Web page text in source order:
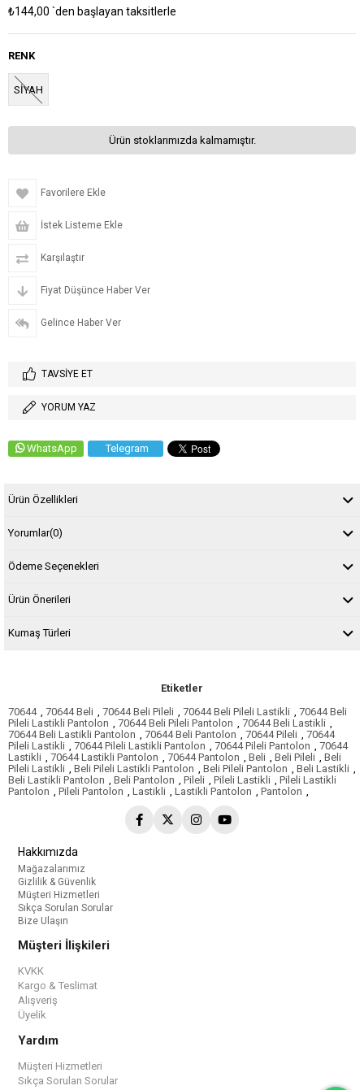
₺144,00 `den başlayan taksitlerle
RENK
SİYAH
Ürün stoklarımızda kalmamıştır.
Favorilere Ekle
İstek Listeme Ekle
Karşılaştır
Fiyat Düşünce Haber Ver
Gelince Haber Ver
TAVSIYE ET
YORUM YAZ
WhatsApp Telegram
Ürün Özellikleri
Yorumlar(0)
Ödeme Seçenekleri
Ürün Önerileri
Kumaş Türleri
Etiketler
70644
70644 Beli 70644 Beli Pileli 70644 Beli Pileli Lastikli
70644 Beli
Pileli Lastikli Pantolon
70644 Beli Pileli Pantolon 70644 Beli Lastikli
70644 Beli Lastikli Pantolon
70644 Beli Pantolon 70644 Pileli
70644
Pileli Lastikli
70644 Pileli Lastikli Pantolon 70644 Pileli Pantolon
70644
Lastikli
70644 Lastikli Pantolon 70644 Pantolon Beli Beli Pileli
Beli
Pileli Lastikli
Beli Pileli Lastikli Pantolon Beli Pileli Pantolon Beli Lastikli
Beli Lastikli Pantolon
Beli Pantolon Pileli Pileli Lastikli
Pileli Lastikli
Pantolon
Pileli Pantolon Lastikli Lastikli Pantolon Pantolon
Hakkımızda
Mağazalarımız
Gizlilik & Güvenlik
Müşteri Hizmetleri
Sıkça Sorulan Sorular
Bize Ulaşın
Müşteri İlişkileri
KVKK
Kargo & Teslimat
Alışveriş
Üyelik
Yardım
Müşteri Hizmetleri
Sıkça Sorulan Sorular